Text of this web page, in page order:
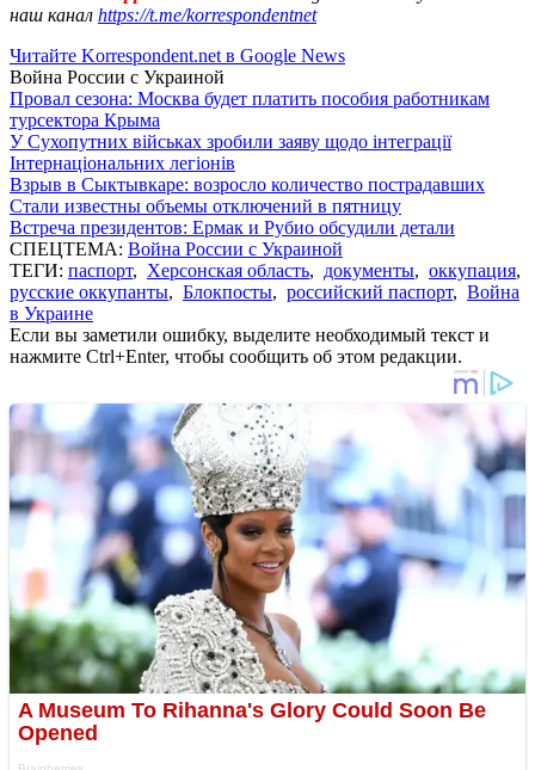
наш канал https://t.me/korrespondentnet
Читайте Korrespondent.net в Google News
Война России с Украиной
Провал сезона: Москва будет платить пособия работникам
турсектора Крыма
У Сухопутних військах зробили заяву щодо інтеграції
Інтернаціональних легіонів
Взрыв в Сыктывкаре: возросло количество пострадавших
Стали известны объемы отключений в пятницу
Встреча президентов: Ермак и Рубио обсудили детали
СПЕЦТЕМА: Война России с Украиной
ТЕГИ: паспорт, Херсонская область, документы, оккупация,
русские оккупанты, Блокпосты, российский паспорт, Война
в Украине
Если вы заметили ошибку, выделите необходимый текст и
нажмите Ctrl+Enter, чтобы сообщить об этом редакции.